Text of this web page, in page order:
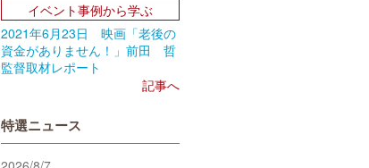
イベント事例から学ぶ
2021年6月23日 映画「老後の
資金がありません！」前田 哲
監督取材レポート
記事へ
特選ニュース